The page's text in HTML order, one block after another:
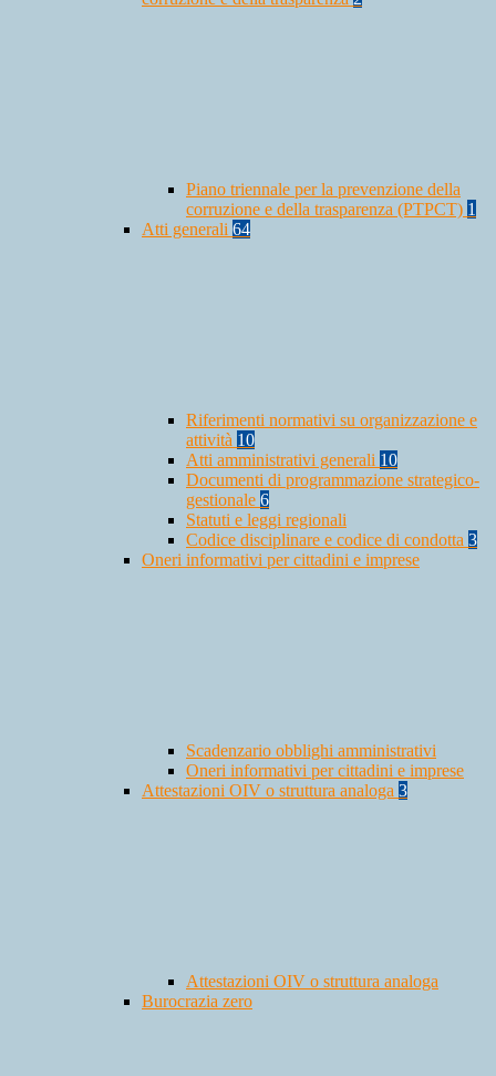
Piano triennale per la prevenzione della
corruzione e della trasparenza (PTPCT) 1
Atti generali 64
Riferimenti normativi su organizzazione e
attività 10
Atti amministrativi generali 10
Documenti di programmazione strategico-
gestionale 6
Statuti e leggi regionali
Codice disciplinare e codice di condotta 3
Oneri informativi per cittadini e imprese
Scadenzario obblighi amministrativi
Oneri informativi per cittadini e imprese
Attestazioni OIV o struttura analoga 3
Attestazioni OIV o struttura analoga
Burocrazia zero